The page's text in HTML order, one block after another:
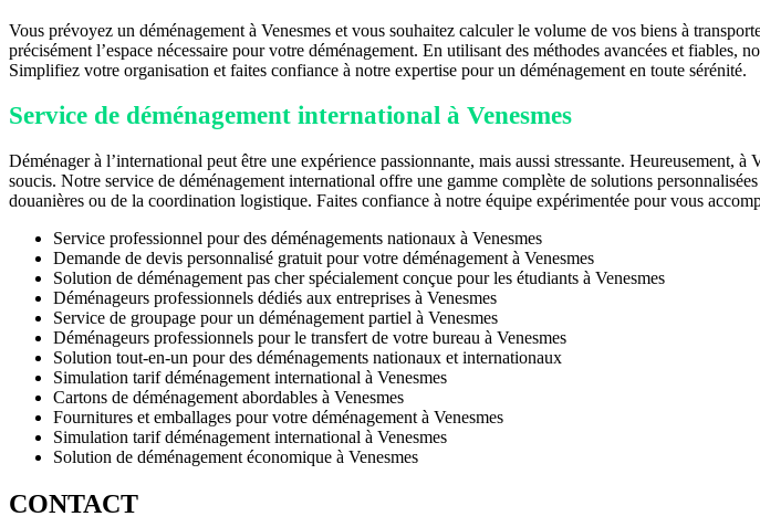
Vous prévoyez un déménagement à Venesmes et vous souhaitez calculer le volume de vos biens à
précisément l’espace nécessaire pour votre déménagement. En utilisant des méthodes avancées et
Simplifiez votre organisation et faites confiance à notre expertise pour un déménagement en toute sérénité.
Service de déménagement international à Venesmes
Déménager à l’international peut être une expérience passionnante, mais aussi stressante. Heureusement,
soucis. Notre service de déménagement international offre une gamme complète de solutions
douanières ou de la coordination logistique. Faites confiance à notre équipe expérimentée pour vous
Service professionnel pour des déménagements nationaux à Venesmes
Demande de devis personnalisé gratuit pour votre déménagement à Venesmes
Solution de déménagement pas cher spécialement conçue pour les étudiants à Venesmes
Déménageurs professionnels dédiés aux entreprises à Venesmes
Service de groupage pour un déménagement partiel à Venesmes
Déménageurs professionnels pour le transfert de votre bureau à Venesmes
Solution tout-en-un pour des déménagements nationaux et internationaux
Simulation tarif déménagement international à Venesmes
Cartons de déménagement abordables à Venesmes
Fournitures et emballages pour votre déménagement à Venesmes
Simulation tarif déménagement international à Venesmes
Solution de déménagement économique à Venesmes
CONTACT